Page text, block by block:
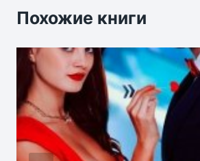
Похожие книги